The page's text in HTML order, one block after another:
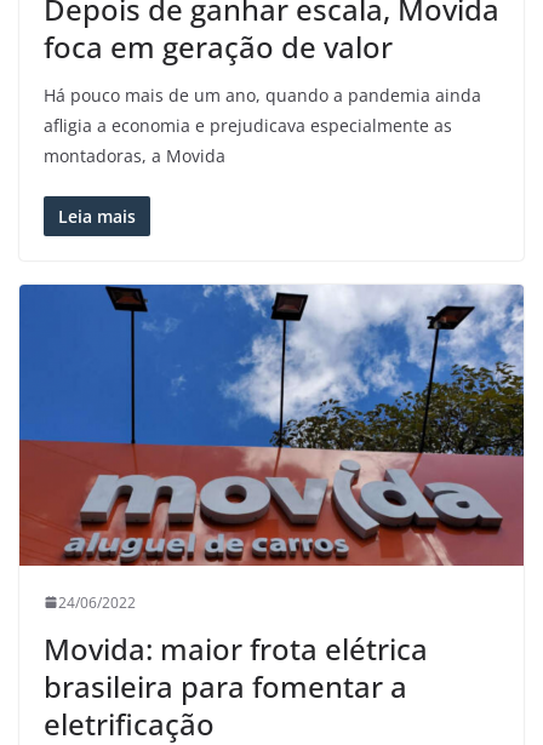
Depois de ganhar escala, Movida
foca em geração de valor
Há pouco mais de um ano, quando a pandemia ainda
afligia a economia e prejudicava especialmente as
montadoras, a Movida
Leia mais
24/06/2022
Movida: maior frota elétrica
brasileira para fomentar a
eletrificação